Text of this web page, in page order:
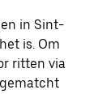
in Sint-
is. Om
ritten via